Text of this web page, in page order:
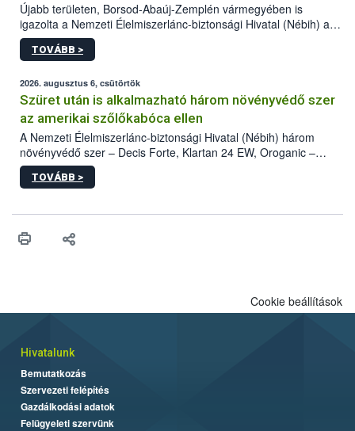
Újabb területen, Borsod-Abaúj-Zemplén vármegyében is
igazolta a Nemzeti Élelmiszerlánc-biztonsági Hivatal (Nébih) a
kőrisrontó karcsúdíszbogár (Agrilus planipennis) jelenlétét. A
kártevőt nem csak színcsapdában találták meg, de már fertőzött
az intenzív felderítést, emellett az intézkedéseket a szlovák
hatósággal is összehangolják a terjedés megállítása érdekében.
TOVÁBB >
2026. augusztus 6, csütörtök
Szüret után is alkalmazható három növényvédő szer
az amerikai szőlőkabóca ellen
A Nemzeti Élelmiszerlánc-biztonsági Hivatal (Nébih) három
növényvédő szer – Decis Forte, Klartan 24 EW, Oroganic –
engedélyokiratát módosította, így azok a szüretet követően,
egészen a vesszőérettség (BBCH 91) stádiumáig
érésű szőlőkben is legyen lehetőség a károsító elleni további
felhasználók számára is elérhető és ökológiai termesztésben is
TOVÁBB >
Cookie beállítások
Hivatalunk
Bemutatkozás
Szervezeti felépítés
Gazdálkodási adatok
Felügyeleti szervünk